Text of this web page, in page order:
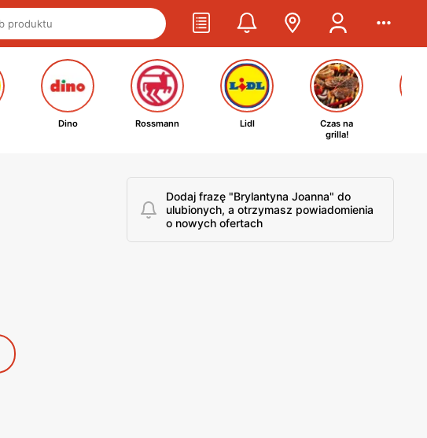
Dino Rossmann Lidl
Czas na
grilla!
Dodaj frazę "Brylantyna Joanna" do
ulubionych, a otrzymasz powiadomienia
o nowych ofertach